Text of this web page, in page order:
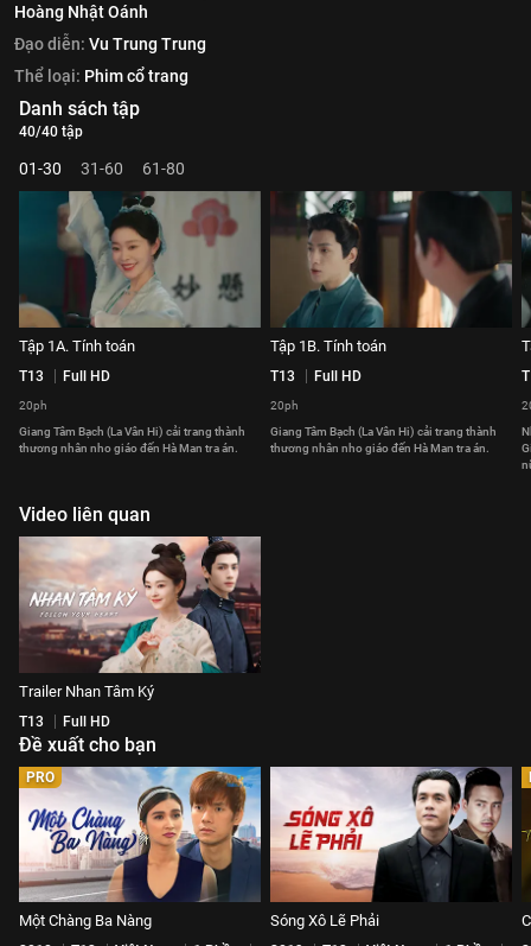
Hoàng Nhật Oánh
Đạo diễn: Vu Trung Trung
Thể loại: Phim cổ trang
Danh sách tập
40/40 tập
01-30 31-60 61-80
Tập 1A. Tính toán
T13 Full HD
20ph
Giang Tâm Bạch (La Vân Hi) cải trang thành
thương nhân nho giáo đến Hà Man tra án.
Tập 1B. Tính toán
T13 Full HD
20ph
Giang Tâm Bạch (La Vân Hi) cải trang thành
thương nhân nho giáo đến Hà Man tra án.
Video liên quan
Trailer Nhan Tâm Ký
T13 Full HD
Đề xuất cho bạn
PRO
Một Chàng Ba Nàng Sóng Xô Lẽ Phải